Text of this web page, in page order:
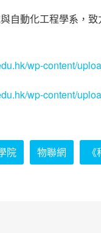
自動化工程學系，
wp-content/
wp-content/
院 物聯網